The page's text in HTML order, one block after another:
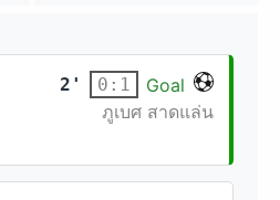
2' 0:1
Goal
ภูเบศ สาดแล่น